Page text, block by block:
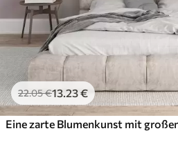
22.05€13 .23€